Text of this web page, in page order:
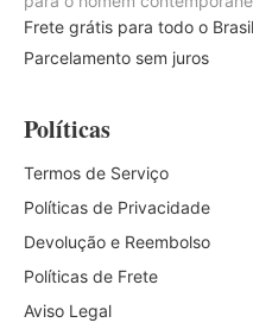
Frete grátis para todo o Brasil
Parcelamento sem juros
Políticas
Termos de Serviço
Políticas de Privacidade
Devolução e Reembolso
Políticas de Frete
Aviso Legal